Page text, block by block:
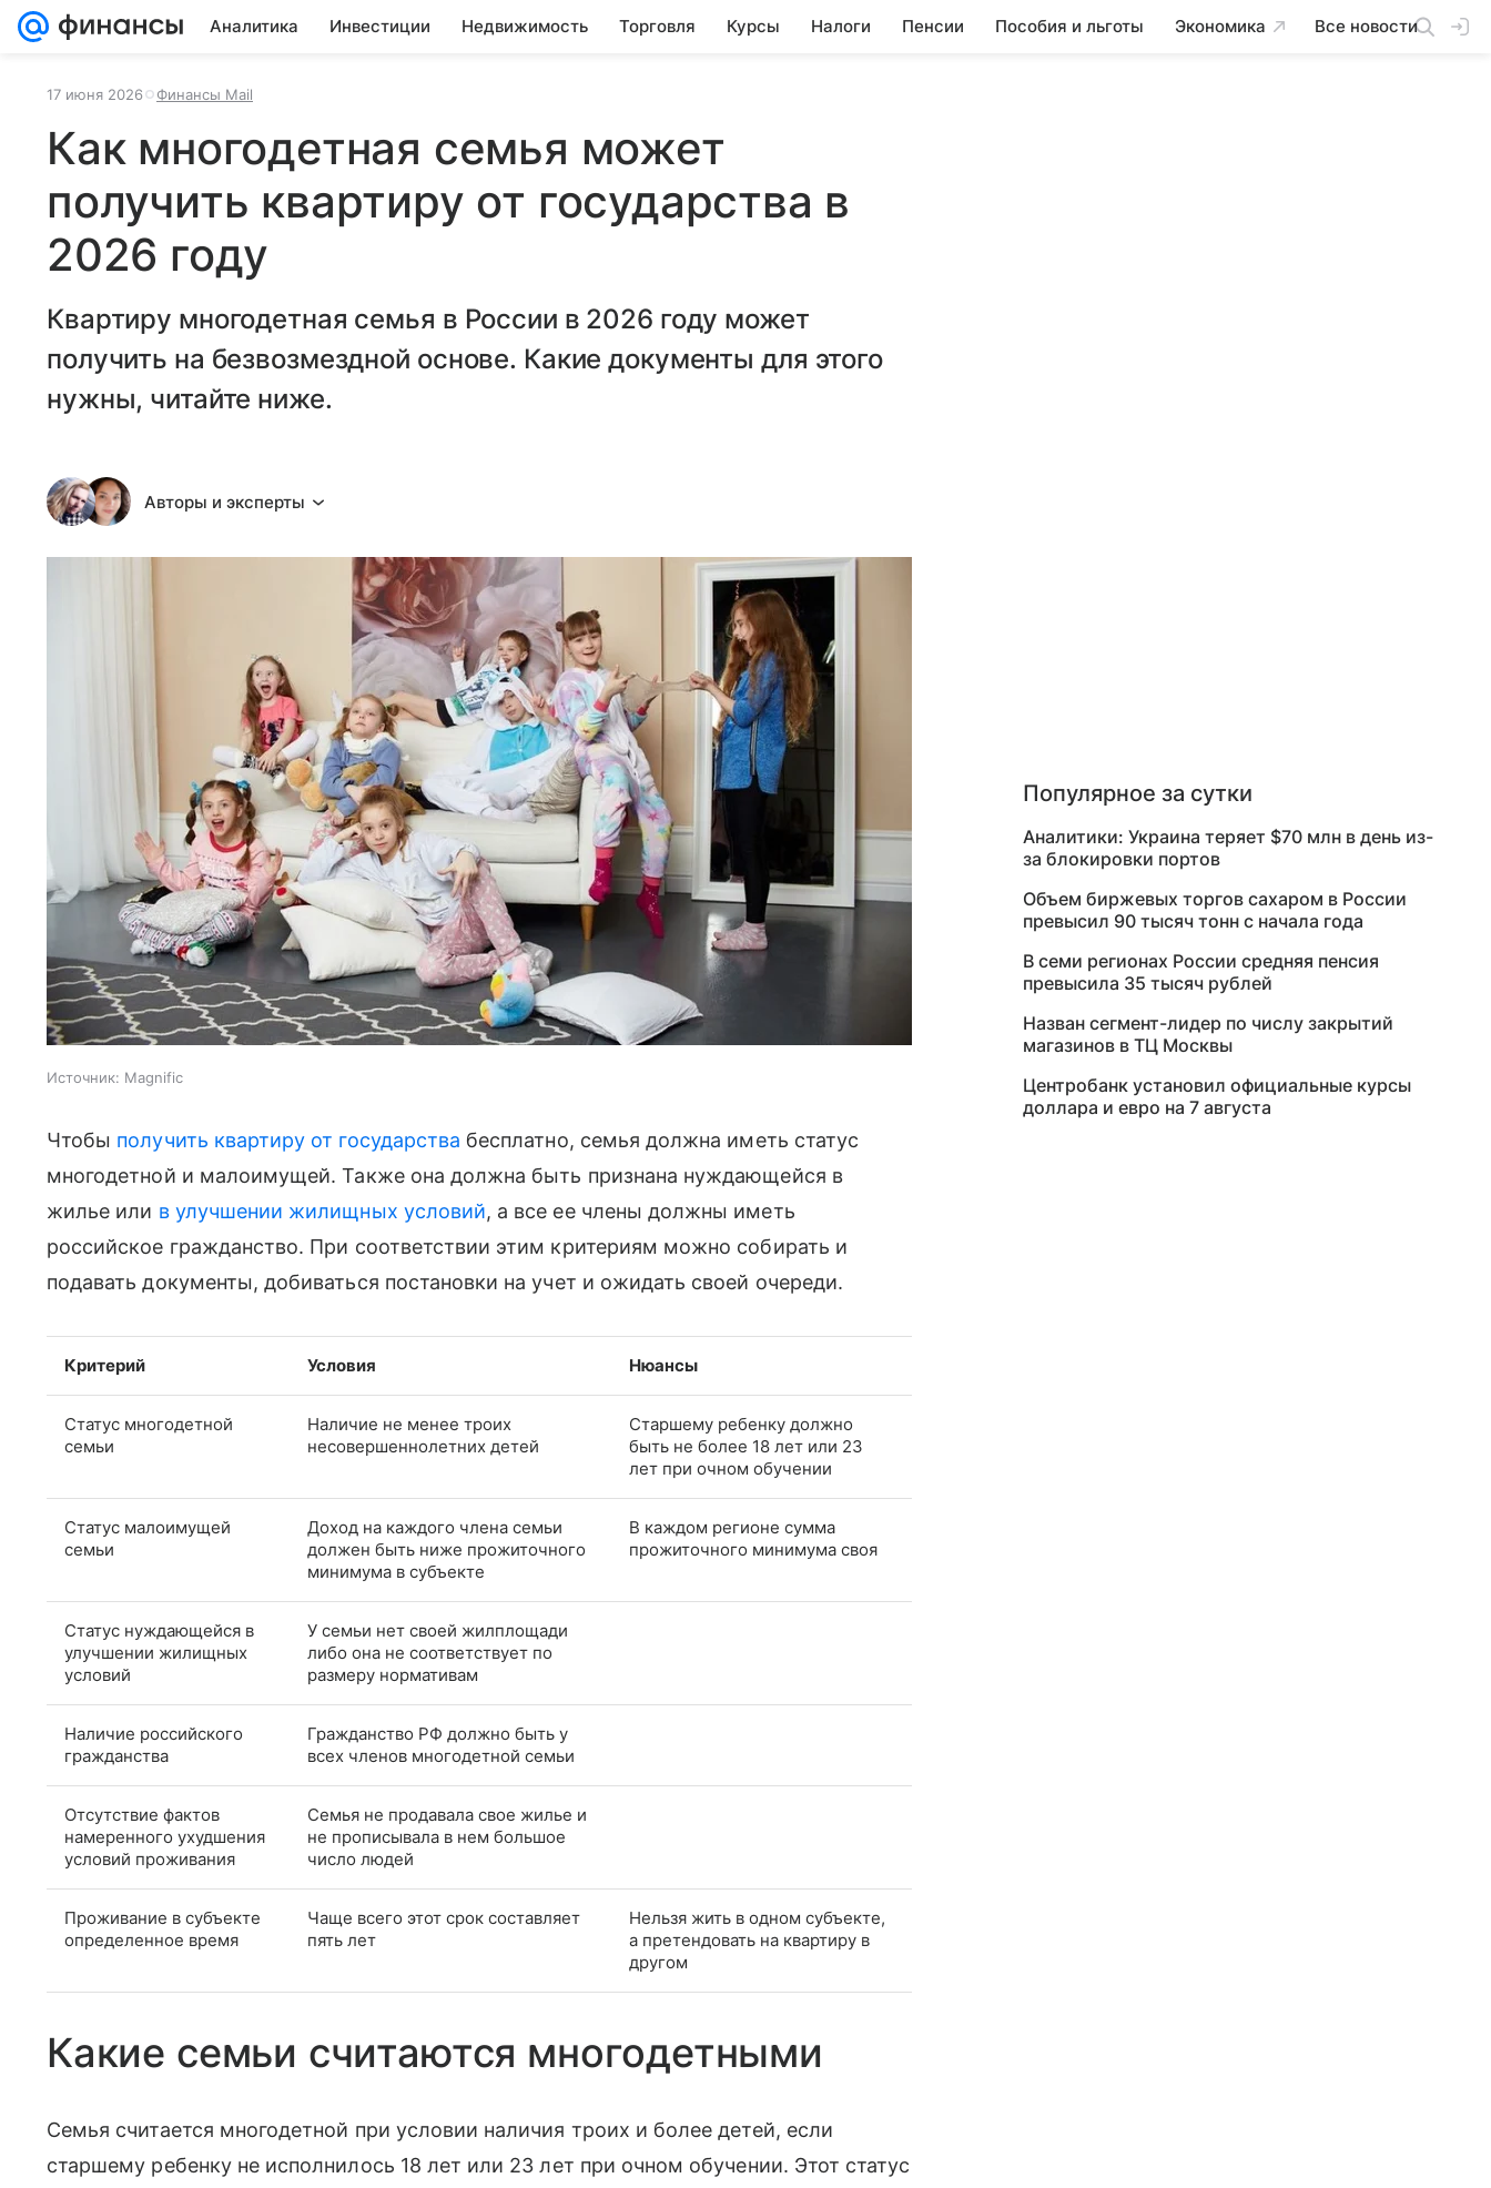
Аналитика Инвестиции Недвижимость Торговля Курсы Налоги Пенсии Пособия и льготы Экономика Все новости
17 июня 2026 Финансы Mail
Как многодетная семья может
получить квартиру от государства в
2026 году
Квартиру многодетная семья в России в 2026 году может
получить на безвозмездной основе. Какие документы для этого
нужны, читайте ниже.
Авторы и эксперты
Источник: Magnific
Чтобы получить квартиру от государства бесплатно, семья должна иметь статус
многодетной и малоимущей. Также она должна быть признана нуждающейся в
жилье или в улучшении жилищных условий, а все ее члены должны иметь
российское гражданство. При соответствии этим критериям можно собирать и
подавать документы, добиваться постановки на учет и ожидать своей очереди.
Критерий Условия Нюансы
Статус многодетной
семьи
Наличие не менее троих
несовершеннолетних детей
Старшему ребенку должно
быть не более 18 лет или 23
лет при очном обучении
Статус малоимущей
семьи
Доход на каждого члена семьи
должен быть ниже прожиточного
минимума в субъекте
В каждом регионе сумма
прожиточного минимума своя
Статус нуждающейся в
улучшении жилищных
условий
У семьи нет своей жилплощади
либо она не соответствует по
размеру нормативам
Наличие российского
гражданства
Гражданство РФ должно быть у
всех членов многодетной семьи
Отсутствие фактов
намеренного ухудшения
условий проживания
Семья не продавала свое жилье и
не прописывала в нем большое
число людей
Проживание в субъекте
определенное время
Чаще всего этот срок составляет
пять лет
Нельзя жить в одном субъекте,
а претендовать на квартиру в
другом
Какие семьи считаются многодетными
Семья считается многодетной при условии наличия троих и более детей, если
старшему ребенку не исполнилось 18 лет или 23 лет при очном обучении. Этот статус
Популярное за сутки
Аналитики: Украина теряет $70 млн в день из-
за блокировки портов
Объем биржевых торгов сахаром в России
превысил 90 тысяч тонн с начала года
В семи регионах России средняя пенсия
превысила 35 тысяч рублей
Назван сегмент-лидер по числу закрытий
магазинов в ТЦ Москвы
Центробанк установил официальные курсы
доллара и евро на 7 августа